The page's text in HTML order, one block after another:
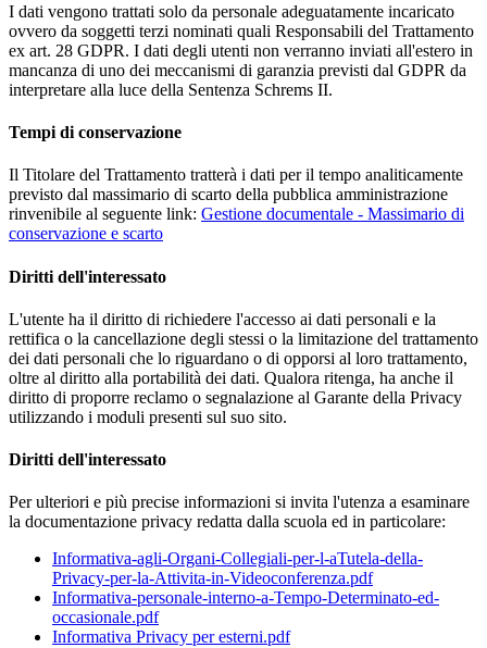
I dati vengono trattati solo da personale adeguatamente incaricato
ovvero da soggetti terzi nominati quali Responsabili del Trattamento
ex art. 28 GDPR. I dati degli utenti non verranno inviati all'estero in
mancanza di uno dei meccanismi di garanzia previsti dal GDPR da
interpretare alla luce della Sentenza Schrems II.
Tempi di conservazione
Il Titolare del Trattamento tratterà i dati per il tempo analiticamente
previsto dal massimario di scarto della pubblica amministrazione
rinvenibile al seguente link: Gestione documentale - Massimario di
conservazione e scarto
Diritti dell'interessato
L'utente ha il diritto di richiedere l'accesso ai dati personali e la
rettifica o la cancellazione degli stessi o la limitazione del trattamento
dei dati personali che lo riguardano o di opporsi al loro trattamento,
oltre al diritto alla portabilità dei dati. Qualora ritenga, ha anche il
diritto di proporre reclamo o segnalazione al Garante della Privacy
utilizzando i moduli presenti sul suo sito.
Diritti dell'interessato
Per ulteriori e più precise informazioni si invita l'utenza a esaminare
la documentazione privacy redatta dalla scuola ed in particolare:
Informativa-agli-Organi-Collegiali-per-l-aTutela-della-
Privacy-per-la-Attivita-in-Videoconferenza.pdf
Informativa-personale-interno-a-Tempo-Determinato-ed-
occasionale.pdf
Informativa Privacy per esterni.pdf